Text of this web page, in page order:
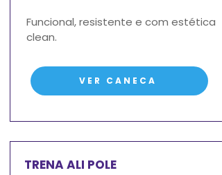
Funcional, resistente e com estética
clean.
VER CANECA
TRENA ALI POLE